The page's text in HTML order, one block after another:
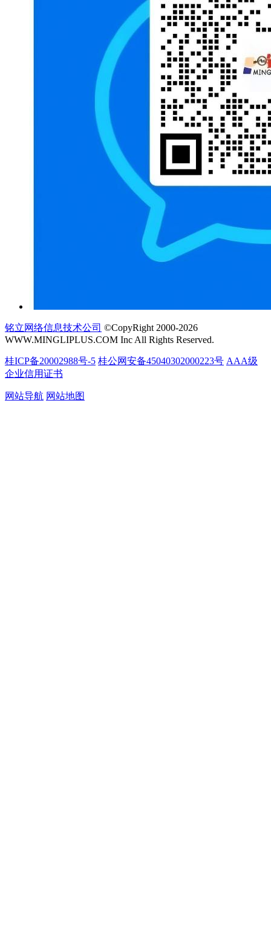
铭立网络信息技术公司 ©CopyRight 2000-2026
WWW.MINGLIPLUS.COM Inc All Rights Reserved.
桂ICP备20002988号-5 桂公网安备45040302000223号 AAA级
企业信用证书
网站导航 网站地图